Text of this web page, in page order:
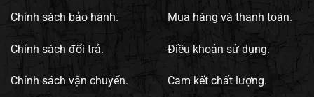
Chính sách bảo hành.
Chính sách đổi trả.
Chính sách vận chuyển.
Mua hàng và thanh toán.
Điều khoản sử dụng.
Cam kết chất lượng.